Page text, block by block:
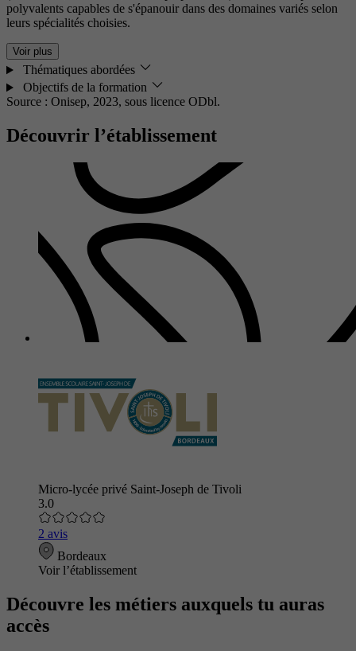
polyvalents capables de s'épanouir dans des domaines variés selon
leurs spécialités choisies.
Voir plus
Thématiques abordées
Objectifs de la formation
Source : Onisep, 2023, sous licence ODbl.
Découvrir l’établissement
Micro-lycée privé Saint-Joseph de Tivoli
3.0
2 avis
Bordeaux
Voir l’établissement
Découvre les métiers auxquels tu auras
accès